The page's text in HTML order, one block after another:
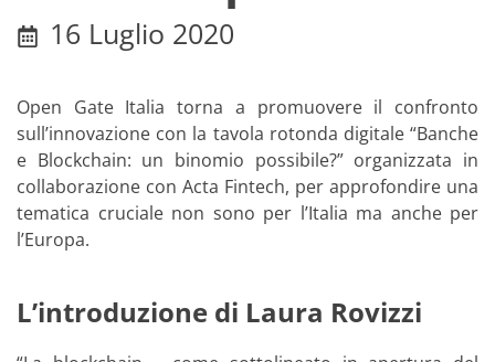
16 Luglio 2020
Open Gate Italia torna a promuovere il confronto
sull’innovazione con la tavola rotonda digitale “Banche
e Blockchain: un binomio possibile?” organizzata in
collaborazione con Acta Fintech, per approfondire una
tematica cruciale non sono per l’Italia ma anche per
l’Europa.
L’introduzione di Laura Rovizzi